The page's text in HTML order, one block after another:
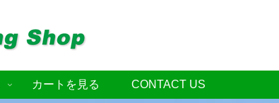
カートを見る CONTACT US